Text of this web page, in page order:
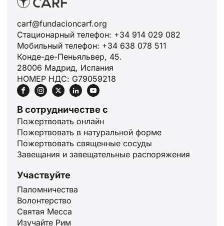
carf@fundacioncarf.org
Стационарный телефон: +34 914 029 082
Мобильный телефон: +34 638 078 511
Конде-де-Пеньяльвер, 45.
28006 Мадрид, Испания
НОМЕР НДС: G79059218
В сотрудничестве с
Пожертвовать онлайн
Пожертвовать в натуральной форме
Пожертвовать священные сосуды
Завещания и завещательные распоряжения
Участвуйте
Паломничества
Волонтерство
Святая Месса
Изучайте Рим